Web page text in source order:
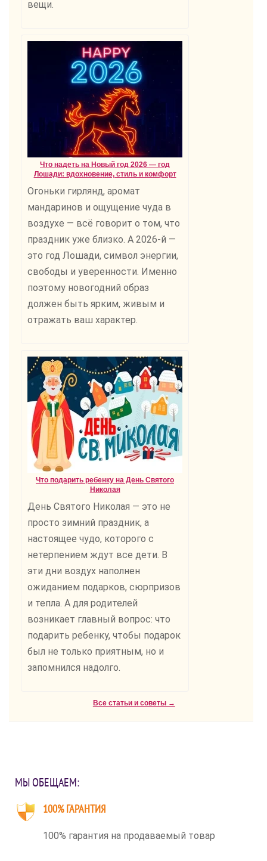
вещи.
Что надеть на Новый год 2026 — год
Лошади: вдохновение, стиль и комфорт
Огоньки гирлянд, аромат
мандаринов и ощущение чуда в
воздухе — всё говорит о том, что
праздник уже близко. А 2026-й —
это год Лошади, символ энергии,
свободы и уверенности. Именно
поэтому новогодний образ
должен быть ярким, живым и
отражать ваш характер.
Что подарить ребенку на День Святого
Николая
День Святого Николая — это не
просто зимний праздник, а
настоящее чудо, которого с
нетерпением ждут все дети. В
эти дни воздух наполнен
ожиданием подарков, сюрпризов
и тепла. А для родителей
возникает главный вопрос: что
подарить ребенку, чтобы подарок
был не только приятным, но и
запомнился надолго.
Все статьи и советы →
МЫ ОБЕЩАЕМ:
100% ГАРАНТИЯ
100% гарантия на продаваемый товар